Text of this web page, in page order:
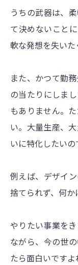
うちの武器は、
て決めないこと
軟な発想を失いた
また、かつて勤
の当たりにしま
もありません。
い。大量生産、
いに特化したいの
例えば、デザイ
捨てられず、何か
やりたい事業を
ながら、今の世
たら面白いですよ